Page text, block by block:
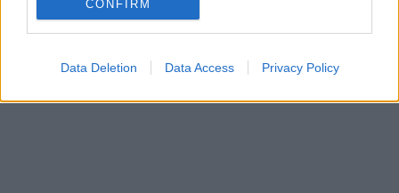
CONFIRM
Data Deletion Data Access Privacy Policy